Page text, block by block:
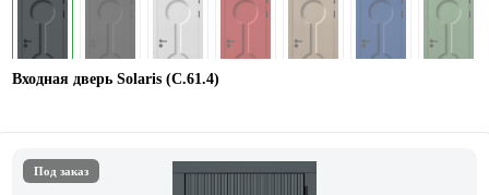
Входная дверь Solaris (С.61.4)
Под заказ